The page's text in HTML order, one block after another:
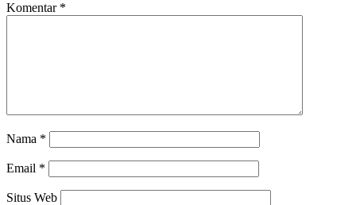
Komentar *
Nama *
Email *
Situs Web